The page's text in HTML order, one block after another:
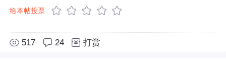
给本帖投票
517 24 打赏